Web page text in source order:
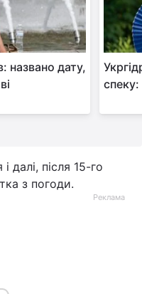
названо дату,
далі, після 15-го
з погоди.
Реклама